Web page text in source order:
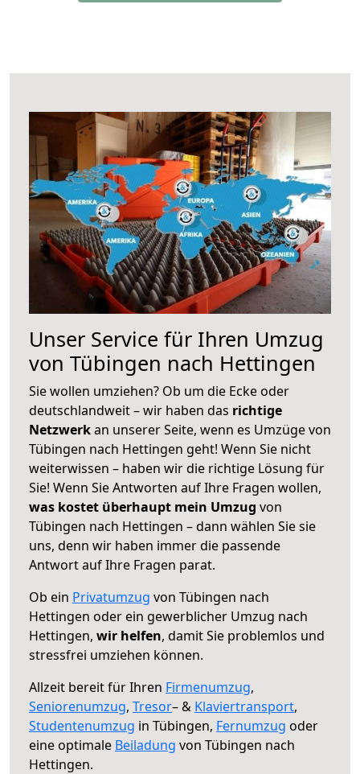
Unser Service für Ihren Umzug
von Tübingen nach Hettingen
Sie wollen umziehen? Ob um die Ecke oder
deutschlandweit – wir haben das richtige
Netzwerkan unserer Seite, wenn es Umzüge von
Tübingen nach Hettingen geht! Wenn Sie nicht
weiterwissen – haben wir die richtige Lösung für
Sie! Wenn Sie Antworten auf Ihre Fragen wollen,
was kostet überhaupt mein Umzug von
Tübingen nach Hettingen – dann wählen Sie sie
uns, denn wir haben immer die passende
Antwort auf Ihre Fragen parat.
Ob ein Privatumzug von Tübingen nach
Hettingen oder ein gewerblicher Umzug nach
Hettingen, wir helfen, damit Sie problemlos und
stressfrei umziehen können.
Allzeit bereit für Ihren Firmenumzug,
Seniorenumzug, Tresor– & Klaviertransport,
Studentenumzug in Tübingen, Fernumzug oder
eine optimale Beiladung von Tübingen nach
Hettingen.